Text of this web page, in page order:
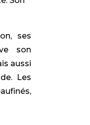
ses
son
aussi
Les